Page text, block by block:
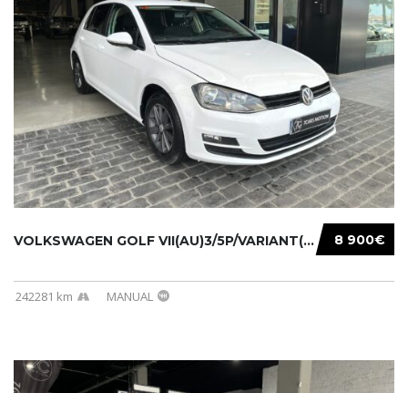
8 900€
VOLKSWAGEN GOLF VII(AU)3/5P/VARIANT(12-16 20...
242281 km MANUAL